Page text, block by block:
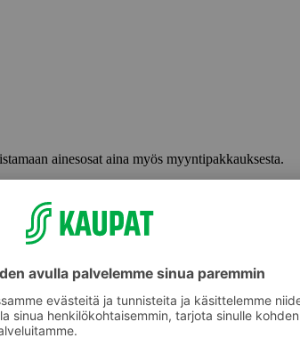
ainesosat aina myös myyntipakkauksesta.